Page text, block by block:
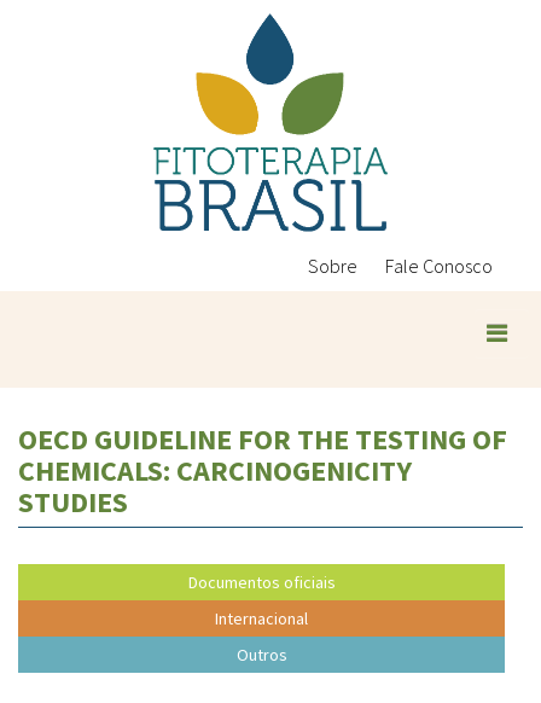
Sobre Fale Conosco
OECD GUIDELINE FOR THE TESTING OF
CHEMICALS: CARCINOGENICITY
STUDIES
Documentos oficiais
Internacional
Outros